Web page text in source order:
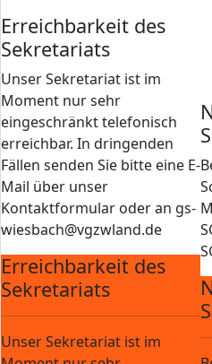
Erreichbarkeit des
Sekretariats
Unser Sekretariat ist im
Moment nur sehr
eingeschränkt telefonisch
erreichbar. In dringenden
Fällen senden Sie bitte eine E-
Mail über unser
Kontaktformular oder an gs-
wiesbach@vgzwland.de
Erreichbarkeit des
Sekretariats
Unser Sekretariat ist im